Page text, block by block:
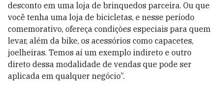
desconto em uma loja de brinquedos parceira. Ou que
você tenha uma loja de bicicletas, e nesse período
comemorativo, ofereça condições especiais para quem
levar, além da bike, os acessórios como capacetes,
joelheiras. Temos aí um exemplo indireto e outro
direto dessa modalidade de vendas que pode ser
aplicada em qualquer negócio”.